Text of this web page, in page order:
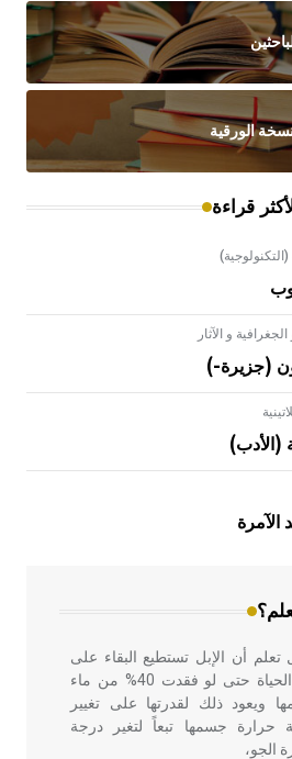
الورقية
قراءة
(التكنولوجية)
الجغرافية و الآثار
(جزيرة-)
(الأدب)
الآمرة
تعلم أن الأبلق نوع من الفنون
التي ارتبطت بالعمارة الإسلامية
الشام ومصر خاصة، حيث يحرص
أن الإبل تستطيع البقاء على
قيد الحياة حتى لو فقدت 40% من ماء
ويعود ذلك لقدرتها على تغيير
حرارة جسمها تبعاً لتغير درجة
الجو،